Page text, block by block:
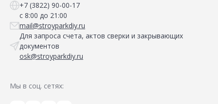
+7 (3822) 90-00-17
с 8:00 до 21:00
mail@stroyparkdiy.ru
Для запроса счета, актов сверки и закрывающих
документов
osk@stroyparkdiy.ru
Мы в соц. сетях: